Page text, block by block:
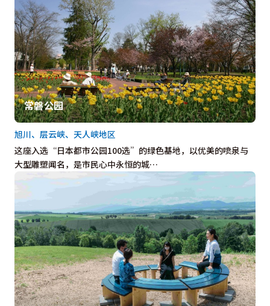
常磐公园
这座入选“日本都市公园100选”的绿色基地，以优美的喷泉与
大型雕塑闻名，是市民心中永恒的城…
旭川、层云峡、天人峡地区